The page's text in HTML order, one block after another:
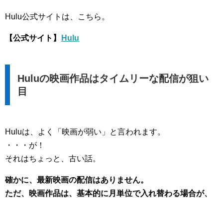
Hulu公式サイトは、こちら。
【公式サイト】 Hulu
Huluの映画作品はタイムリーな配信が狙い
目
Huluは、よく「映画が弱い」と言われます。
・・・が！
それはちょっと、古い話。
確かに、最新映画の配信はありません。
ただ、映画作品は、基本的に月単位で入れ替わる場合が、